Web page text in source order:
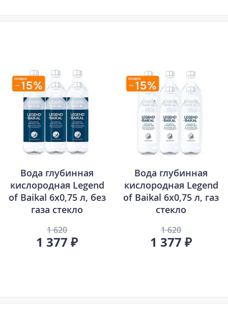
Вода глубинная
кислородная Legend
of Baikal 6х0,75 л, без
газа стекло
1 620
1 377 ₽
Вода глубинная
кислородная Legend
of Baikal 6х0,75 л, газ
стекло
1 620
1 377 ₽